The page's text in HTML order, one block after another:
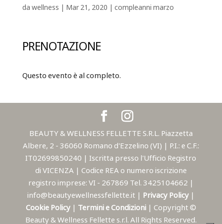
dawellness | Mar 21, 2020 | compleanni marzo
PRENOTAZIONE
Questo evento è al completo.
BEAUTY & WELLNESS FELLETTE S.R.L. Piazzetta
Albere, 2 - 36060 Romano d'Ezzelino (VI) | P.I.: e C.F.:
IT02699850240 | Iscritta presso l'Ufficio Registro
di VICENZA | Codice REA o numero iscrizione
registro imprese: VI - 267869 Tel. 3425104662 |
info@beautyewellnessfellette.it | Privacy Policy |
Cookie Policy | Termini e Condizioni | Copyright ©
Beauty & Wellness Fellette s.r.l. All Rights Reserved.